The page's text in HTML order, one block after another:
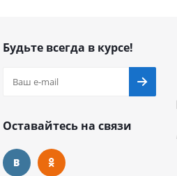
Будьте всегда в курсе!
Оставайтесь на связи